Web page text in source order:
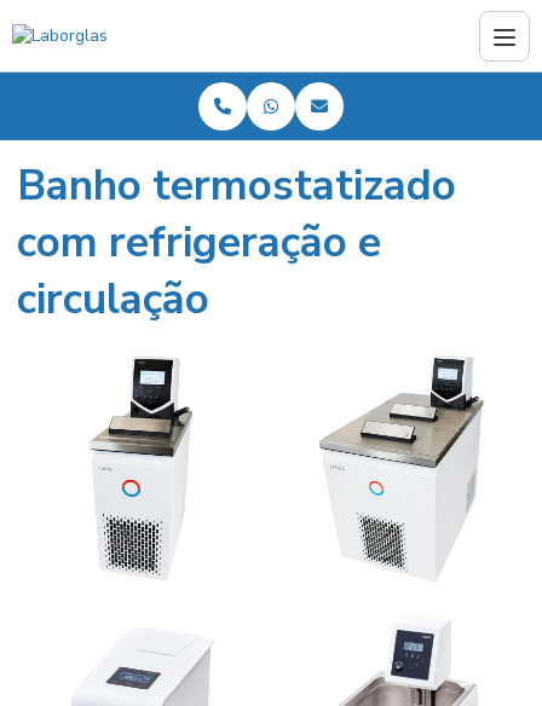
Banho termostatizado
com refrigeração e
circulação